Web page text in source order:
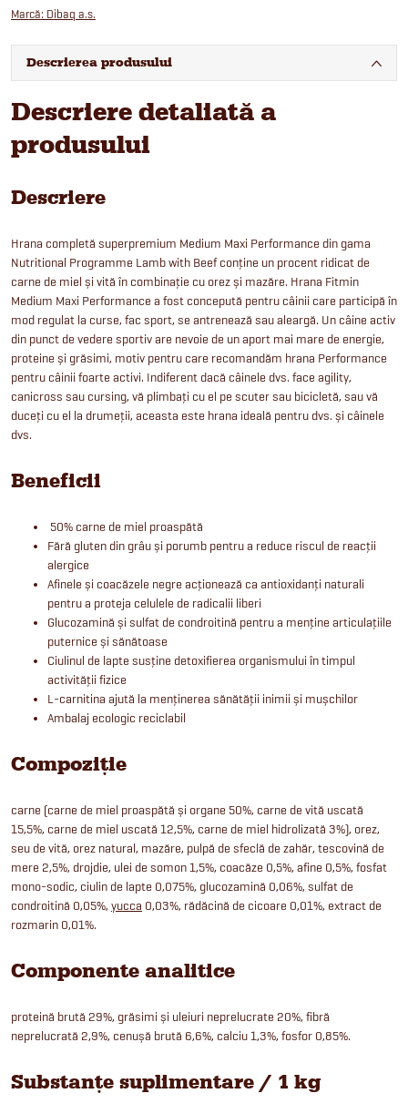
Marcă: Dibaq a.s.
Descrierea produsului
Descriere detaliată a
produsului
Descriere
Hrana completă superpremium Medium Maxi Performance din gama
Nutritional Programme Lamb with Beef conține un procent ridicat de
carne de miel și vită în combinație cu orez și mazăre. Hrana Fitmin
Medium Maxi Performance a fost concepută pentru câinii care participă în
mod regulat la curse, fac sport, se antrenează sau aleargă. Un câine activ
din punct de vedere sportiv are nevoie de un aport mai mare de energie,
proteine și grăsimi, motiv pentru care recomandăm hrana Performance
pentru câinii foarte activi. Indiferent dacă câinele dvs. face agility,
canicross sau cursing, vă plimbați cu el pe scuter sau bicicletă, sau vă
duceți cu el la drumeții, aceasta este hrana ideală pentru dvs. și câinele
dvs.
Beneficii
50% carne de miel proaspătă
Fără gluten din grâu și porumb pentru a reduce riscul de reacții
alergice
Afinele și coacăzele negre acționează ca antioxidanți naturali
pentru a proteja celulele de radicalii liberi
Glucozamină și sulfat de condroitină pentru a menține articulațiile
puternice și sănătoase
Ciulinul de lapte susține detoxifierea organismului în timpul
activității fizice
L-carnitina ajută la menținerea sănătății inimii și mușchilor
Ambalaj ecologic reciclabil
Compoziție
carne (carne de miel proaspătă și organe 50%, carne de vită uscată
15,5%, carne de miel uscată 12,5%, carne de miel hidrolizată 3%), orez,
seu de vită, orez natural, mazăre, pulpă de sfeclă de zahăr, tescovină de
mere 2,5%, drojdie, ulei de somon 1,5%, coacăze 0,5%, afine 0,5%, fosfat
mono-sodic, ciulin de lapte 0,075%, glucozamină 0,06%, sulfat de
condroitină 0,05%, yucca 0,03%, rădăcină de cicoare 0,01%, extract de
rozmarin 0,01%.
Componente analitice
proteină brută 29%, grăsimi și uleiuri neprelucrate 20%, fibră
neprelucrată 2,9%, cenușă brută 6,6%, calciu 1,3%, fosfor 0,85%.
Substanțe suplimentare / 1 kg